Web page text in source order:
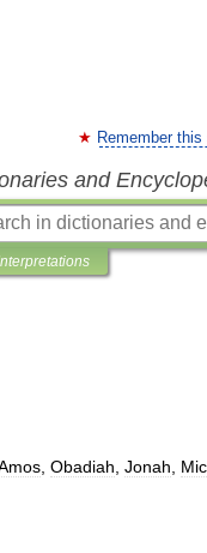
Remember this
and
Obadiah Jonah